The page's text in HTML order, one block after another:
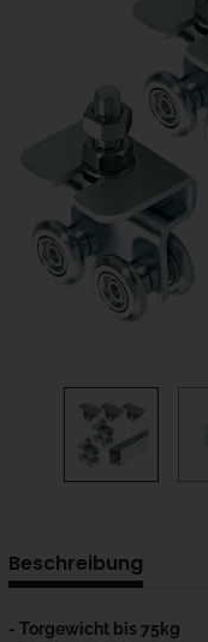
Beschreibung
- Torgewicht bis 75kg